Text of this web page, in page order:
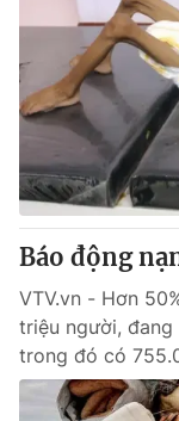
Báo động
VTV.vn - Hơn
triệu người,
trong đó có